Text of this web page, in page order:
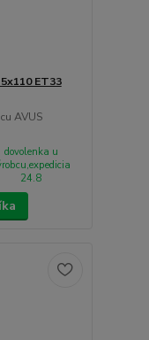
ET33
AVUS
dovolenka u
24.8